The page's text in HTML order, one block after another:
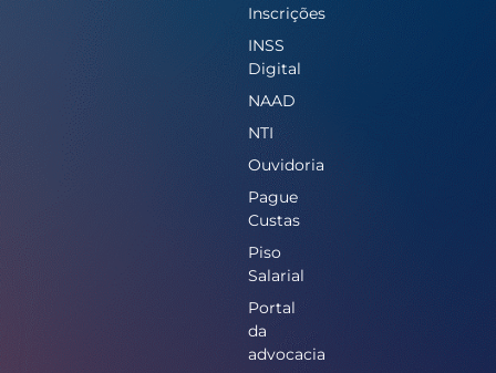
Inscrições
INSS
Digital
NAAD
NTI
Ouvidoria
Pague
Custas
Piso
Salarial
Portal
da
advocacia